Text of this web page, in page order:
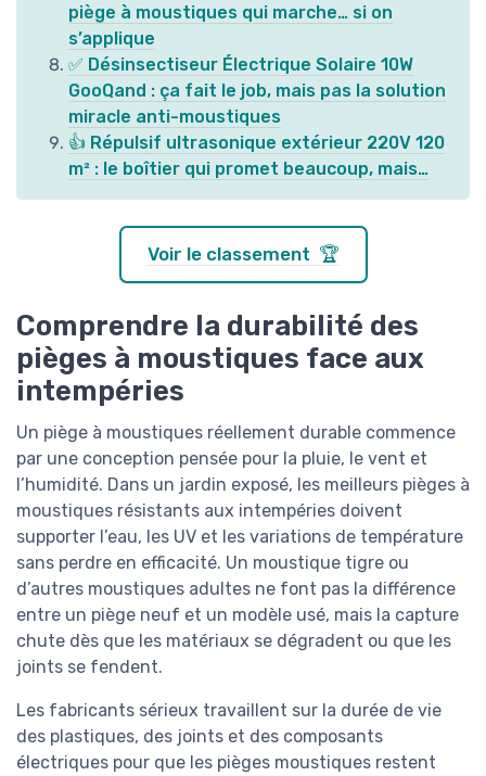
piège à moustiques qui marche… si on
s’applique
✅ Désinsectiseur Électrique Solaire 10W
GooQand : ça fait le job, mais pas la solution
miracle anti-moustiques
👍 Répulsif ultrasonique extérieur 220V 120
m² : le boîtier qui promet beaucoup, mais…
Voir le classement 🏆
Comprendre la durabilité des
pièges à moustiques face aux
intempéries
Un piège à moustiques réellement durable commence
par une conception pensée pour la pluie, le vent et
l’humidité. Dans un jardin exposé, les meilleurs pièges à
moustiques résistants aux intempéries doivent
supporter l’eau, les UV et les variations de température
sans perdre en efficacité. Un moustique tigre ou
d’autres moustiques adultes ne font pas la différence
entre un piège neuf et un modèle usé, mais la capture
chute dès que les matériaux se dégradent ou que les
joints se fendent.
Les fabricants sérieux travaillent sur la durée de vie
des plastiques, des joints et des composants
électriques pour que les pièges moustiques restent